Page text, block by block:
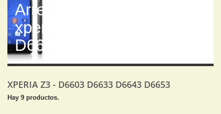
Arreglar reparar sony
xperia Z3 D6603 D6633
D6643 D6653
XPERIA Z3 - D6603 D6633 D6643 D6653
Hay 9 productos.